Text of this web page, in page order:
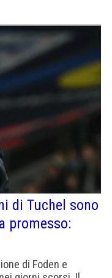
di Tuchel sono
promesso:
di Foden e